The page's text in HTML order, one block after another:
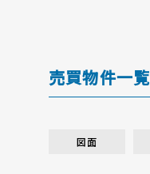
売買物件一覧
図面